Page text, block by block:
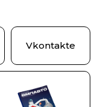
Vkontakte